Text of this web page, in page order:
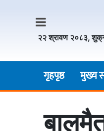
२२ श्रावण २०८३,
गृहपृष्ठ मुख्य